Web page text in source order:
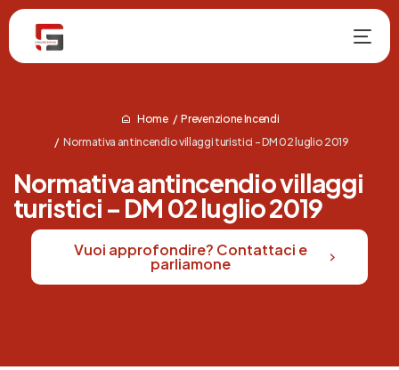
Home
Prevenzione Incendi
Normativa antincendio villaggi turistici – DM 02 luglio 2019
Normativa antincendio villaggi
turistici – DM 02 luglio 2019
Vuoi approfondire? Contattaci e
parliamone